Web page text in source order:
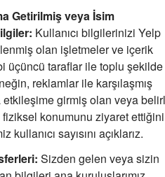
Getirilmiş veya İsim
Kullanıcı bilgilerinizi Yelp
olan işletmeler ve içerik
üçüncü taraflar ile toplu şekilde
reklamlar ile karşılaşmış
girmiş olan veya
konumunu ziyaret ettiğini
kullanıcı sayısını açıklarız.
Sizden gelen veya sizin